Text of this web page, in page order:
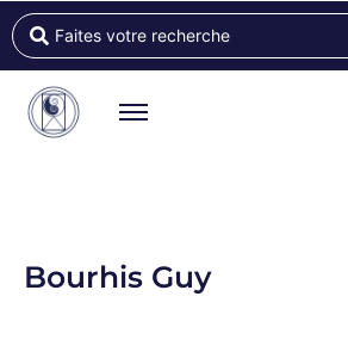
Bourhis Guy